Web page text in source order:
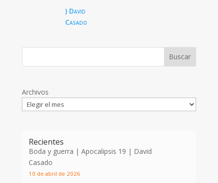
) David
Casado
Archivos
Recientes
Boda y guerra | Apocalipsis 19 | David
Casado
10 de abril de 2026